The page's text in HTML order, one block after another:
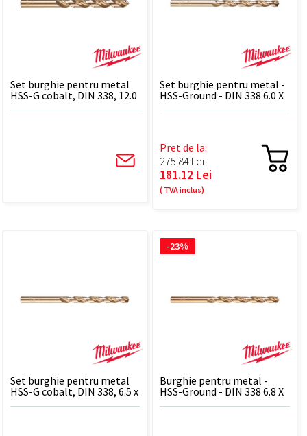
Set burghie pentru metal
HSS-G cobalt, DIN 338, 12.0
x 151 mm - 5 BUC
Set burghie pentru metal -
HSS-Ground - DIN 338 6.0 X
93 - 10 BUC
Pret de la:
275.84 Lei
181.12 Lei
( TVA inclus)
Set burghie pentru metal
HSS-G cobalt, DIN 338, 6.5 x
101 mm - 10 BUC
Burghie pentru metal -
HSS-Ground - DIN 338 6.8 X
109 - 1 BUC
-23%